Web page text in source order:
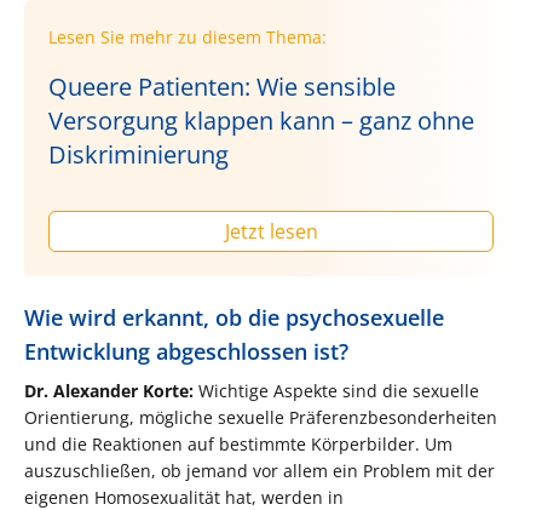
Lesen Sie mehr zu diesem Thema:
Queere Patienten: Wie sensible
Versorgung klappen kann – ganz ohne
Diskriminierung
Jetzt lesen
Wie wird erkannt, ob die psychosexuelle
Entwicklung abgeschlossen ist?
Dr. Alexander Korte: Wichtige Aspekte sind die sexuelle
Orientierung, mögliche sexuelle Präferenzbesonderheiten
und die Reaktionen auf bestimmte Körperbilder. Um
auszuschließen, ob jemand vor allem ein Problem mit der
eigenen Homosexualität hat, werden in